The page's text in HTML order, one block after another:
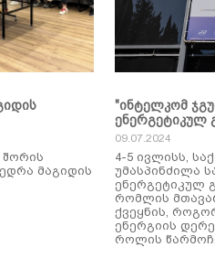
შორის
მაგიდის
"ინტელკომ
ენერგეტიკულ
09.07.2024
4-5 ივლისს,
უმასპინძილა
ენერგეტიკულ
რომლის
ქვეყნის,
ენერგიის
როლის